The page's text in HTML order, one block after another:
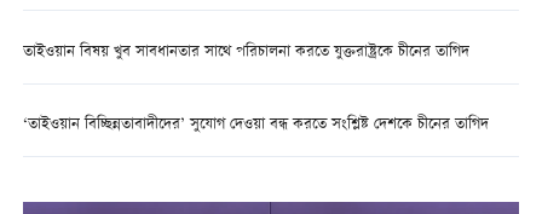
তাইওয়ান বিষয় খুব সাবধানতার সাথে পরিচালনা করতে যুক্তরাষ্ট্রকে চীনের তাগিদ
‘তাইওয়ান বিচ্ছিন্নতাবাদীদের’ সুযোগ দেওয়া বন্ধ করতে সংশ্লিষ্ট দেশকে চীনের তাগিদ